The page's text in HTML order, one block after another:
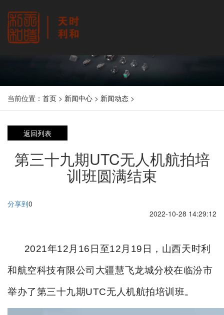
当前位置： 首页 > 新闻中心 > 新闻动态 >
返回列表
第三十九期UTC无人机航拍培
训班圆满结束
分享到0
2022-10-28 14:29:12
2021年12 月 16 日至12 月 19 日，山西天时利
和航空科技有限公司大疆慧飞龙城分校在临汾市
举办了第三十九期UTC无人机航拍培训班。